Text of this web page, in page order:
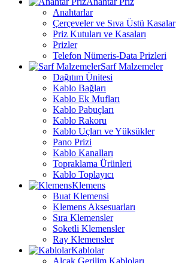
Anahtarlar
Çerçeveler ve Sıva Üstü Kasalar
Priz Kutuları ve Kasaları
Prizler
Telefon Nümeris-Data Prizleri
Sarf Malzemeler
Dağıtım Ünitesi
Kablo Bağları
Kablo Ek Mufları
Kablo Pabuçları
Kablo Rakoru
Kablo Uçları ve Yüksükler
Pano Prizi
Kablo Kanalları
Topraklama Ürünleri
Kablo Toplayıcı
Klemens
Buat Klemensi
Klemens Aksesuarları
Sıra Klemensler
Soketli Klemensler
Ray Klemensler
Kablolar
Alçak Gerilim Kabloları